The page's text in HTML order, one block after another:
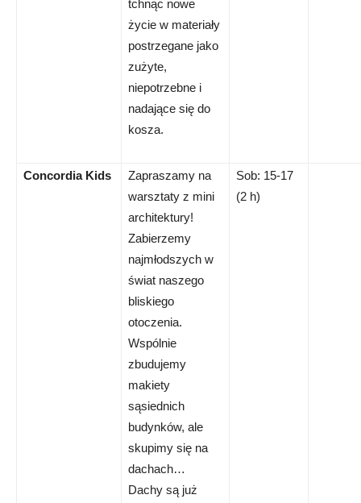
tchnąc nowe
życie w materiały
postrzegane jako
zużyte,
niepotrzebne i
nadające się do
kosza.
Concordia Kids
Zapraszamy na
warsztaty z mini
architektury!
Zabierzemy
najmłodszych w
świat naszego
bliskiego
otoczenia.
Wspólnie
zbudujemy
makiety
sąsiednich
budynków, ale
skupimy się na
dachach…
Dachy są już
Sob: 15-17
(2 h)